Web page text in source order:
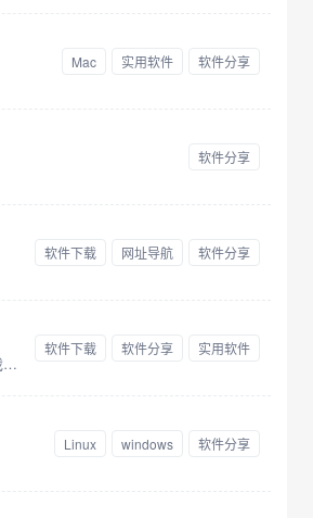
Mac 实用软件 软件分享
软件分享
软件下载 网址导航 软件分享
享趣资源社，专注绿色破解软件的社区，网站有视频课程、应用软件，iOS软件、热门游戏等资源分享。每日人工严选，持续更新，完全免费！
软件下载 软件分享 实用软件
Linux windows 软件分享